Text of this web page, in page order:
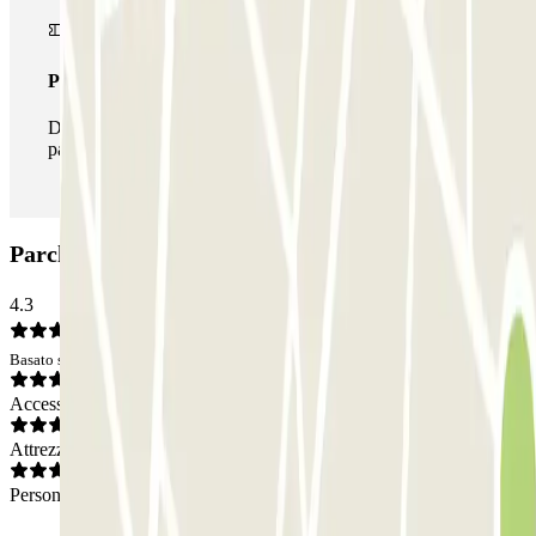
Pass illlimitato
Durante il tuo soggiorno potrai entrare e uscire dal
parcheggio tutte le volte che vorrai.
Parcheggio SABA Estación Valladolid: Opinioni
4.3
Basato su 8 opinioni
Accesso
Attrezzatura
Personale